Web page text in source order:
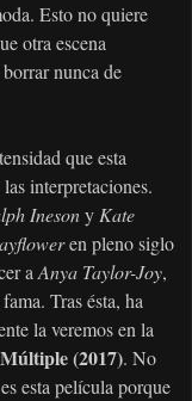
Esto no quiere
otra escena
nunca de
que esta
interpretaciones.
InesonyKate
en pleno siglo
aAnya Taylor-Joy,
Tras ésta, ha
la veremos en la
Múltiple (2017). No
esta película porque